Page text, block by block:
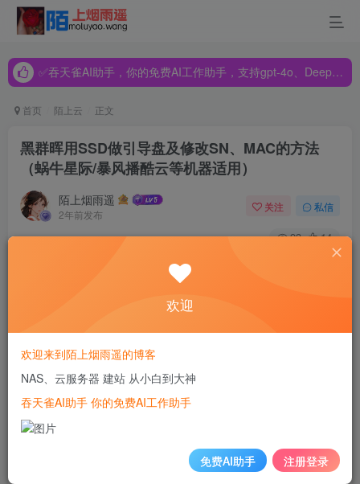
✅吞天雀AI助手，你的免费AI工作助手，支持gpt-4o、DeepSeek、Claude🔥🔥🔥🔥
✅吞天雀AI助手，你的免费AI工作助手，支持gpt-4o、DeepSeek、Claude🔥🔥🔥🔥
首页 陌上云 正文
黑群晖用SSD做引导盘及修改SN、MAC的方法
（蜗牛星际/暴风播酷云等机器适用）
陌上烟雨遥
2年前发布
关注 私信
93 14
随着蜗牛星际、暴风播酷云等矿机的大量上市，特别是蜗牛
有云，纷纷加入到NAS的大军来，拿来安装黑群晖还是不错
的。由于蜗牛星际/暴风播酷云自带了一个16G的SSD，黑群
晖的引导可以用这个内置的SSD来做，可以省个U盘。来看
看怎么做吧：
===============用SSD做引导盘的教程
=============== 一、事先准备要用到的工具软件有（需
要用到的文件，可以从博主的网盘下载）：
欢迎
欢迎来到陌上烟雨遥的博客
NAS、云服务器 建站 从小白到大神
吞天雀AI助手 你的免费AI工作助手
免费AI助手 注册登录